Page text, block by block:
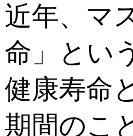
近年、マ
命」とい
健康寿命
期間のこ